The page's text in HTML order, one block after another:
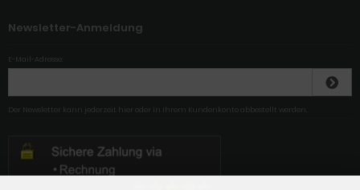
Newsletter-Anmeldung
E-Mail-Adresse:
Der Newsletter kann jederzeit hier oder in Ihrem Kundenkonto abbestellt werden.